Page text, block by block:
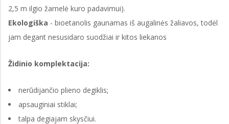
2,5 m ilgio žarnelė kuro padavimui).
Ekologiška - bioetanolis gaunamas iš augalinės žaliavos, todėl
jam degant nesusidaro suodžiai ir kitos liekanos
Židinio komplektacija:
nerūdijančio plieno degiklis;
apsauginiai stiklai;
talpa degiajam skysčiui.